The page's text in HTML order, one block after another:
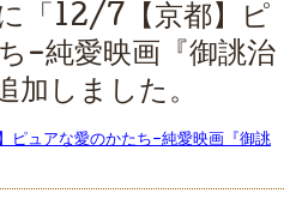
「12/7【京都】ピ
−純愛映画『御誂治
加しました。
ピュアな愛のかたち−純愛映画『御誂